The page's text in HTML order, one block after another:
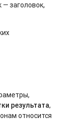
заголовок,
результата,
относится